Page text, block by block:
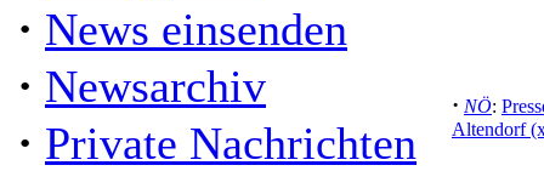
· News einsenden
· Newsarchiv
· Private Nachrichten
· NÖ:
Altendorf